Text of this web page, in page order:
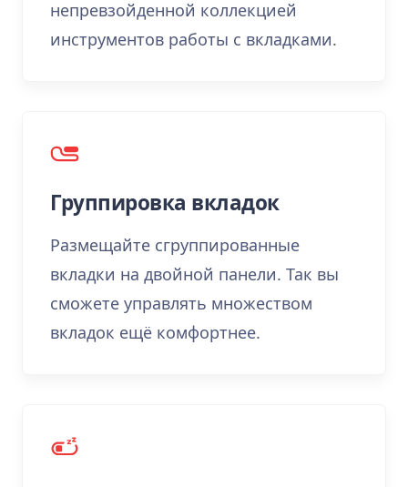
непревзойденной коллекцией
инструментов работы с вкладками.
Группировка вкладок
Размещайте сгруппированные
вкладки на двойной панели. Так вы
сможете управлять множеством
вкладок ещё комфортнее.